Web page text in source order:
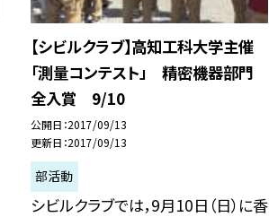
【シビルクラブ】高知工科大学主催
「測量コンテスト」 精密機器部門
全入賞 9/10
公開日 2017/09/13
更新日 2017/09/13
部活動
シビルクラブでは，9月10日（日）に香